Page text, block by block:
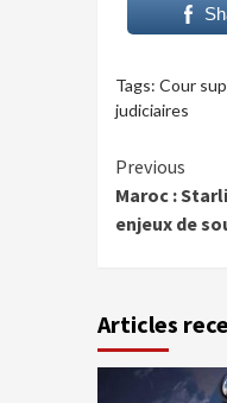
Tags: Cour
judiciaires
Previous
Maroc :
enjeux de
Articles